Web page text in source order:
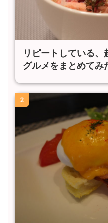
リピートしている
グルメをまとめてみ
2